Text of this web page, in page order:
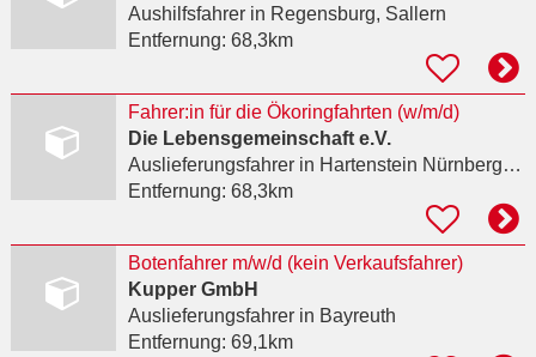
Aushilfsfahrerin Regensburg, Sallern
Entfernung: 68,3km
Fahrer:in für die Ökoringfahrten (w/m/d)
Die Lebensgemeinschaft e.V.
Auslieferungsfahrerin Hartenstein Nürnberger Land
Entfernung: 68,3km
Botenfahrer m/w/d (kein Verkaufsfahrer)
Kupper GmbH
Auslieferungsfahrerin Bayreuth
Entfernung: 69,1km